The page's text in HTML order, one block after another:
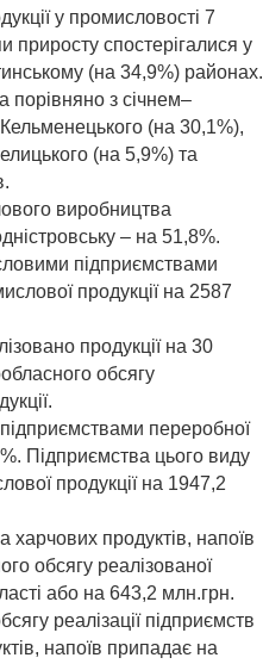
у промисловості 7
приросту спостерігалися у
(на 34,9%) районах.
порівняно з січнем–
(на 30,1%),
(на 5,9%) та
виробництва
– на 51,8%.
підприємствами
продукції на 2587
продукції на 30
обсягу
підприємствами переробної
Підприємства цього виду
продукції на 1947,2
продуктів, напоїв
обсягу реалізованої
або на 643,2 млн.грн.
реалізації підприємств
напоїв припадає на